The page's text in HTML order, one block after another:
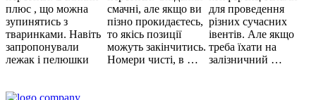
плюс , що можна
зупинятись з
тваринками. Навіть
запропонували
лежак і пелюшки
смачні, але якщо ви
пізно прокидаєтесь,
то якісь позиції
можуть закінчитись.
Номери чисті, в …
для проведення
різних сучасних
івентів. Але якщо
треба їхати на
залізничний …